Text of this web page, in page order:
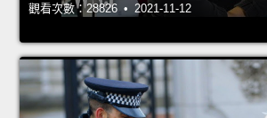
觀看次數：28826 • 2021-11-12